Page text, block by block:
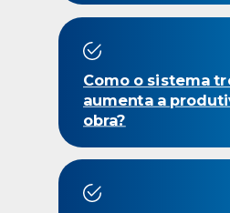
Como o sistema
aumenta a
obra?